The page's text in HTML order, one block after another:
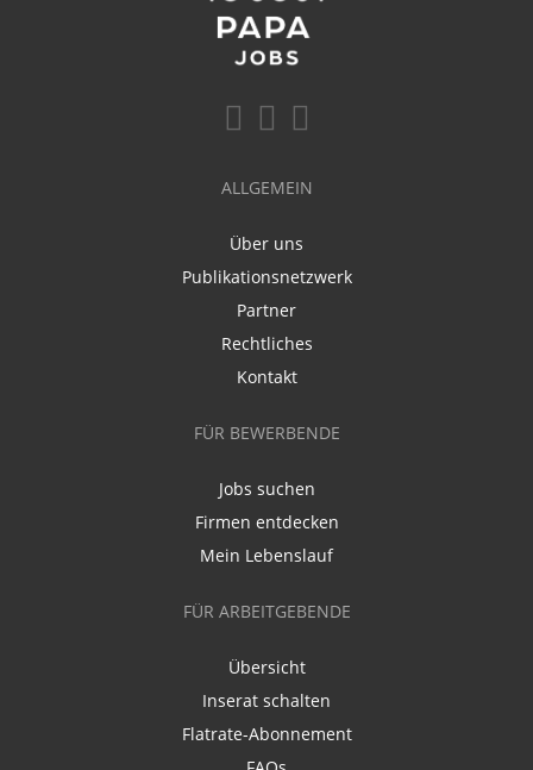
ALLGEMEIN
Über uns
Publikationsnetzwerk
Partner
Rechtliches
Kontakt
FÜR BEWERBENDE
Jobs suchen
Firmen entdecken
Mein Lebenslauf
FÜR ARBEITGEBENDE
Übersicht
Inserat schalten
Flatrate-Abonnement